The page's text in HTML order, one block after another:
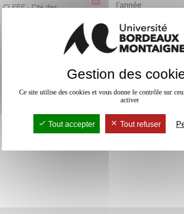
CLEFF- Cité des
l'année
Gestion des
Ce site utilise des cookies et vous donne le contrôle sur
activer
Tout accepter Tout refuser